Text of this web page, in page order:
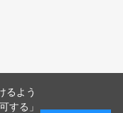
るよう
する」